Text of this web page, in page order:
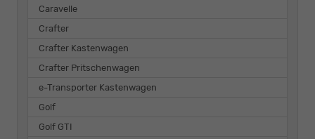
Caravelle
Crafter
Crafter Kastenwagen
Crafter Pritschenwagen
e-Transporter Kastenwagen
Golf
Golf GTI